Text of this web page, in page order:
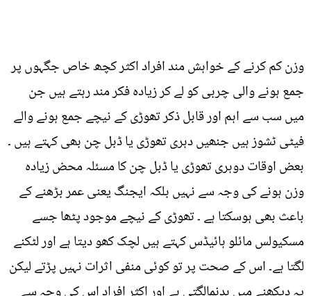
وزن کم کرنے کے خواہش مند افراد اکثر کچھ خاص جگہوں پر
جمع ہونے والی چربی کو لے کر زیادہ فکر مند رہتے ہیں جن
میں سب سے اہم اور قابل ذکر تھوڑی کے نیچے جمع ہونے والے
فیٹی ٹشوز ہیں جنھیں دہری تھوڑی یا ڈبل چن بھی کہتے ہیں ۔
بعض اوقات دوہری تھوڑی یا ڈبل چن کا مسئلہ محض زیادہ
وزن ہونے کی وجہ سے نہیں بلکہ ایجنگ یعنی عمر بڑھنے کے
باعث بھی ہوسکتا ہے ۔ تھوڑی کے نیچے موجود پٹھا جسے
مسکیولس مائلو ہائیڈس کہتے ہیں لچک کھو دیتا ہے اور لٹکنے
لگتا ہے۔ اس کے صحت پر تو کوئی منفی اثرات نہیں پڑتے لیکن